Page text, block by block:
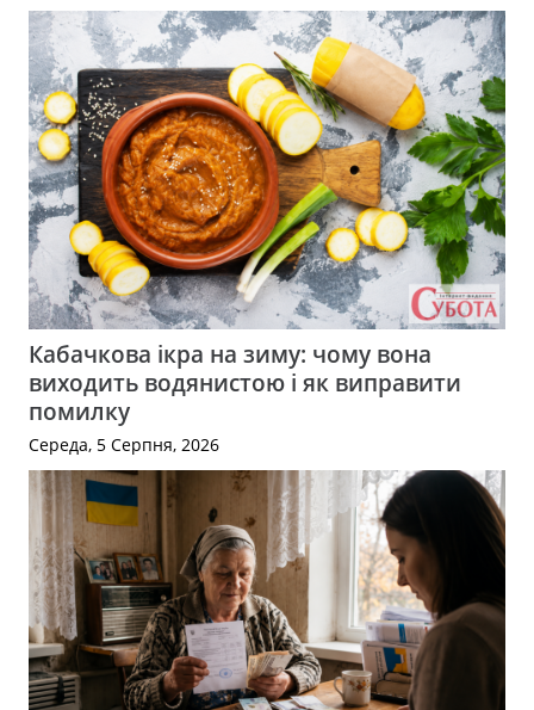
Кабачкова ікра на зиму: чому вона
виходить водянистою і як виправити
помилку
Середа, 5 Серпня, 2026